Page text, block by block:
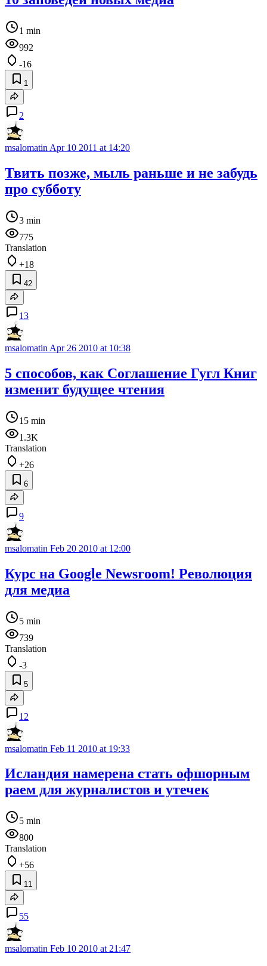
1 min
992
-16
1
2
msalomatin Apr 10 2011 at 14:20
Твить позже, мыль раньше и не забудь
про субботу
3 min
775
Translation
+18
42
13
msalomatin Apr 26 2010 at 10:38
5 способов, как Соглашение Гугл Книг
изменит будущее чтения
15 min
1.3K
Translation
+26
6
9
msalomatin Feb 20 2010 at 12:00
Курс на Google Newsroom! Революция
для медиа
5 min
739
Translation
-3
5
12
msalomatin Feb 11 2010 at 19:33
Исландия намерена стать офшорным
раем для журналистов и утечек
5 min
800
Translation
+56
11
55
msalomatin Feb 10 2010 at 21:47